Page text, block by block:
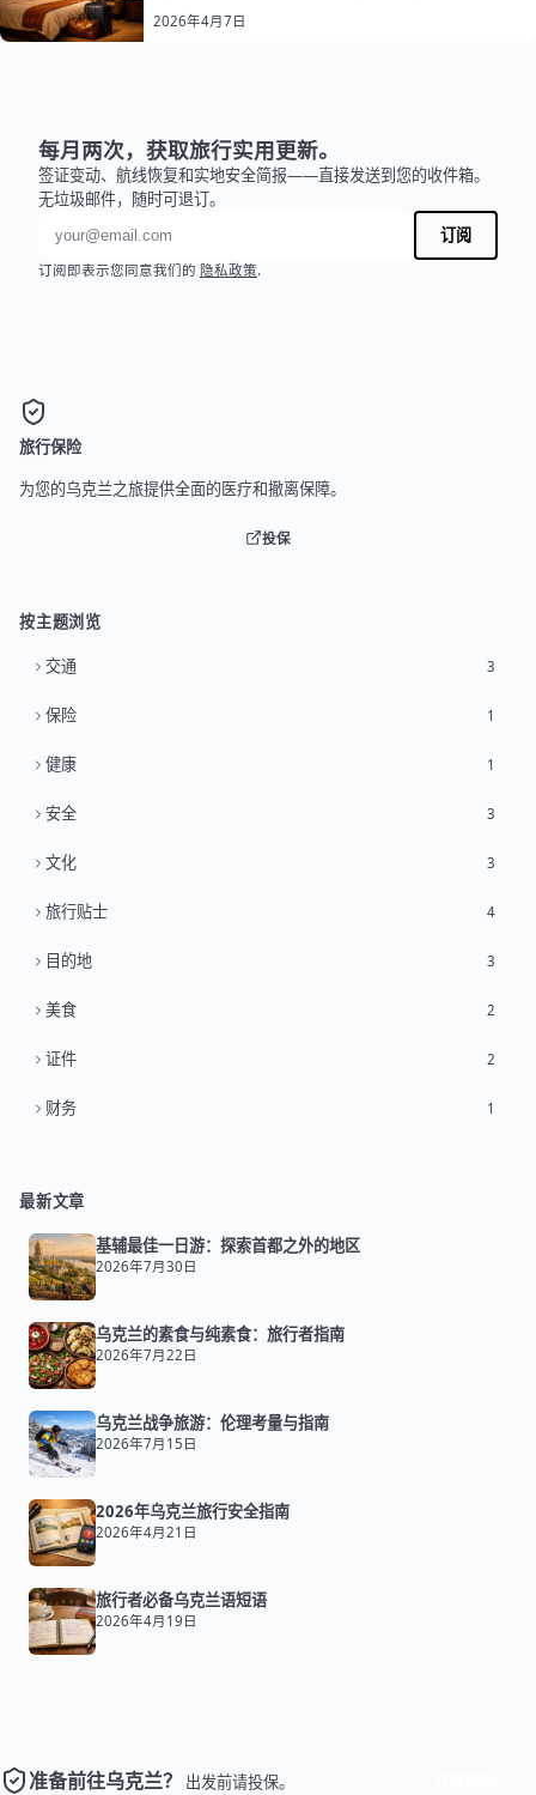
2026年4月7日
每月两次，获取旅行实用更新。
签证变动、航线恢复和实地安全简报——直接发送到您的收件箱。
无垃圾邮件，随时可退订。
电子邮件地址
订阅
订阅即表示您同意我们的 隐私政策.
旅行保险
为您的乌克兰之旅提供全面的医疗和撤离保障。
投保
按主题浏览
交通 3
保险 1
健康 1
安全 3
文化 3
旅行贴士 4
目的地 3
美食 2
证件 2
财务 1
最新文章
基辅最佳一日游：探索首都之外的地区
2026年7月30日
乌克兰的素食与纯素食：旅行者指南
2026年7月22日
乌克兰战争旅游：伦理考量与指南
2026年7月15日
2026年乌克兰旅行安全指南
2026年4月21日
旅行者必备乌克兰语短语
2026年4月19日
准备前往乌克兰？ 出发前请投保。